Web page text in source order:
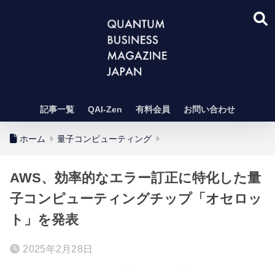
記事一覧 QAI-Zen 有料会員 お問い合わせ
ホーム 量子コンピューティング
AWS、効率的なエラー訂正に特化した量
子コンピューティングチップ「オセロッ
ト」を発表
2025年2月28日